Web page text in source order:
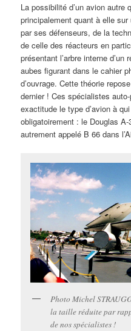
La possibilité d’un avion autre
principalement quant à elle
par ses défenseurs, de la
de celle des réacteurs en
présentant l’arbre interne
aubes figurant dans le cahier
d’ouvrage. Cette théorie
dernier ! Ces spécialistes
exactitude le type d’avion à
obligatoirement : le Douglas
autrement appelé B 66 dans
Photo Michel
la taille réduite par
de nos spécialistes !